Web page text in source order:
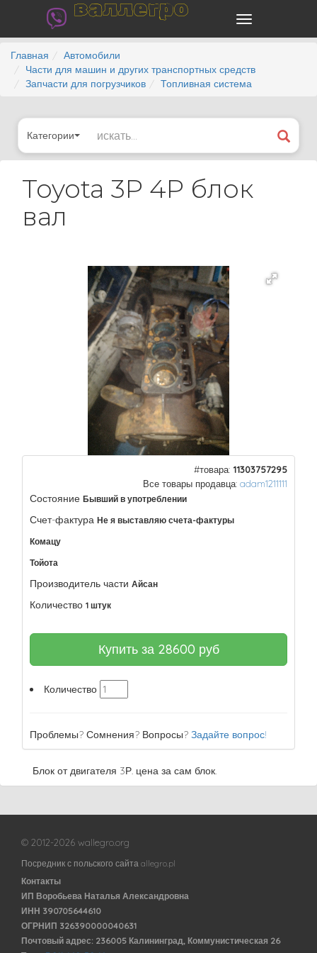
валлегро
Главная
Автомобили
Части для машин и других транспортных средств
Запчасти для погрузчиков
Топливная система
Категории
Toyota 3P 4P блок
вал
#товара: 11303757295
Все товары продавца: adam1211111
Состояние Бывший в употреблении
Счет-фактура Не я выставляю счета-фактуры
Комацу
Тойота
Производитель части Айсан
Количество 1 штук
Купить за 28600 руб
Количество
Проблемы? Сомнения? Вопросы? Задайте вопрос!
Блок от двигателя 3Р. цена за сам блок.
© 2012-2026 wallegro.org
Посредник с польского сайта allegro.pl
Контакты
ИП Воробьева Наталья Александровна
ИНН 390705644610
ОГРНИП 326390000040631
Почтовый адрес: 236005 Калининград, Коммунистическая 26